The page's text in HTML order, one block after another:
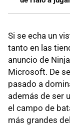
Si se echa un
tanto en las
anuncio de
Microsoft. De
pasado a
además de ser
el campo de
más grandes